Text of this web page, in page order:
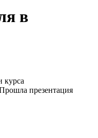
в
курса
презентация